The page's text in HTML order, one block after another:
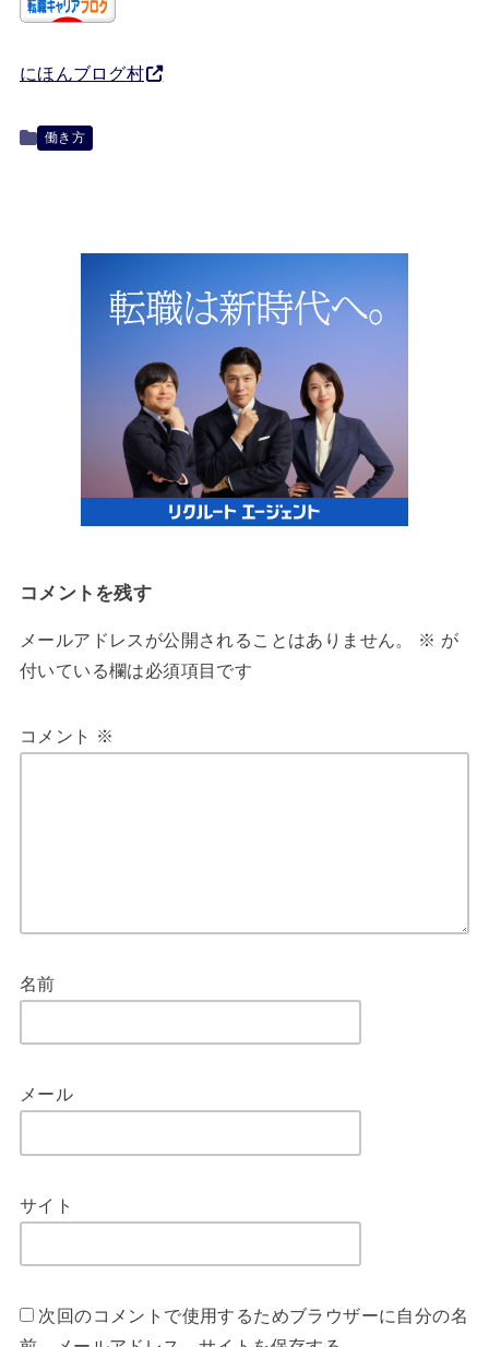
にほんブログ村
働き方
コメントを残す
メールアドレスが公開されることはありません。 ※ が
付いている欄は必須項目です
コメント ※
名前
メール
サイト
次回のコメントで使用するためブラウザーに自分の名